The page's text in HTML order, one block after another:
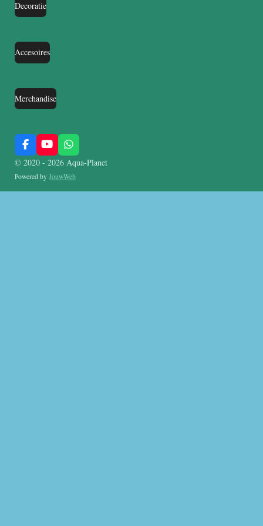
Decoratie
Accesoires
Merchandise
F
a
c
e
o
Y
o
u
T
b
W
h
a
t
A
© 2020 - 2026 Aqua-Planet
Powered by JouwWeb